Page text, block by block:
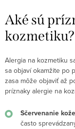
Aké sú
kozmetiku?
Alergia na kozmetiku
sa objaví okamžite po
zasa môže objaviť až
príznaky alergie na
Sčervenanie kože
často